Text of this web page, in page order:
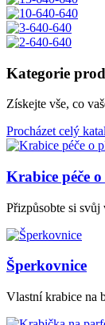
Kategorie
Získejte vše, co
Procházet celý
Krabice péče
Přizpůsobte si
Šperkovnice
Vlastní krabice na